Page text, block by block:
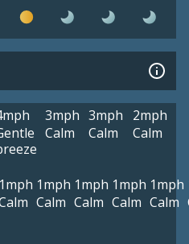
3mph
Calm
3mph
Calm
2mph
Calm
1mph 1mph
Calm
1mph
Calm
1mph
Calm
1mph
Calm